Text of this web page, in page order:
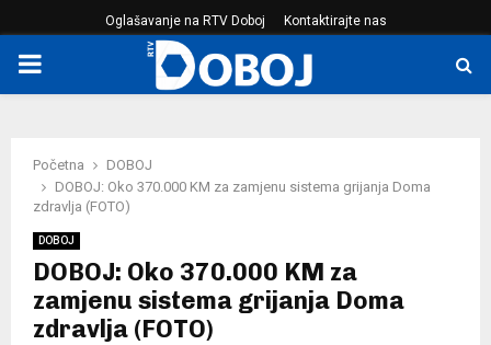
Oglašavanje na RTV Doboj Kontaktirajte nas
PRIMARY
Početna
DOBOJ
DOBOJ: Oko 370.000 KM za zamjenu sistema grijanja Doma
zdravlja (FOTO)
DOBOJ
DOBOJ: Oko 370.000 KM za
zamjenu sistema grijanja Doma
zdravlja (FOTO)